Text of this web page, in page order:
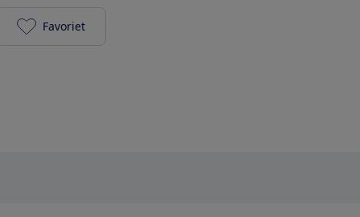
Gazelle Bloom C380 Hms 418Wh toevoegen aan
Favoriet